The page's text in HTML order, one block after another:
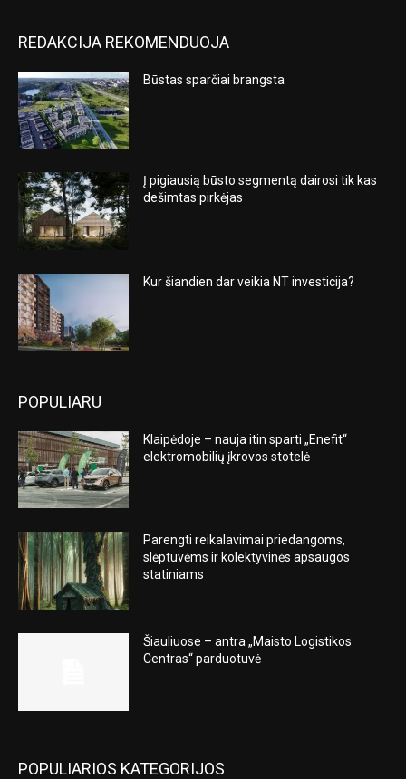
REDAKCIJA REKOMENDUOJA
Būstas sparčiai brangsta
Į pigiausią būsto segmentą dairosi tik kas
dešimtas pirkėjas
Kur šiandien dar veikia NT investicija?
POPULIARU
Klaipėdoje – nauja itin sparti „Enefit“
elektromobilių įkrovos stotelė
Parengti reikalavimai priedangoms,
slėptuvėms ir kolektyvinės apsaugos
statiniams
Šiauliuose – antra „Maisto Logistikos
Centras“ parduotuvė
POPULIARIOS KATEGORIJOS